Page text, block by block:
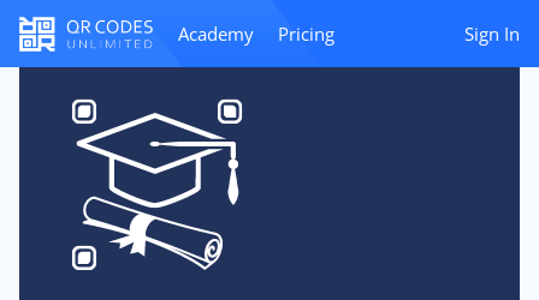
Academy Pricing Sign In